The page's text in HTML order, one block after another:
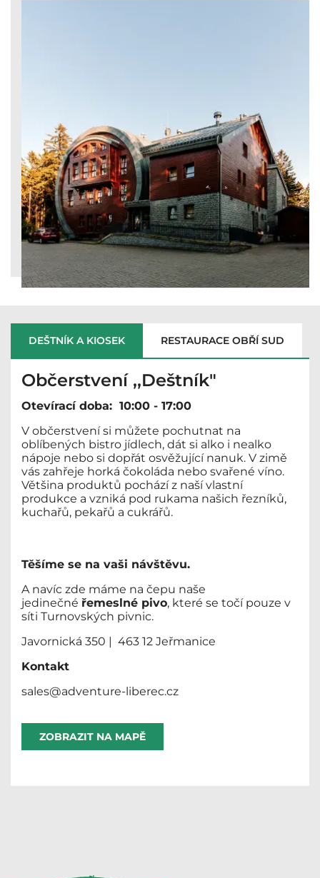
DEŠTNÍK A KIOSEK RESTAURACE OBŘÍ SUD
Občerstvení ,,Deštník"
Otevírací doba: 10:00 - 17:00
V občerstvení si můžete pochutnat na
oblíbených bistro jídlech, dát si alko i nealko
nápoje nebo si dopřát osvěžující nanuk. V zimě
vás zahřeje horká čokoláda nebo svařené víno.
Většina produktů pochází z naší vlastní
produkce a vzniká pod rukama našich řezníků,
kuchařů, pekařů a cukrářů.
Těšíme se na vaši návštěvu.
A navíc zde máme na čepu naše
jedinečné řemeslné pivo, které se točí pouze v
síti Turnovských pivnic.
Javornická 350 | 463 12 Jeřmanice
Kontakt
sales@adventure-liberec.cz
ZOBRAZIT NA MAPĚ